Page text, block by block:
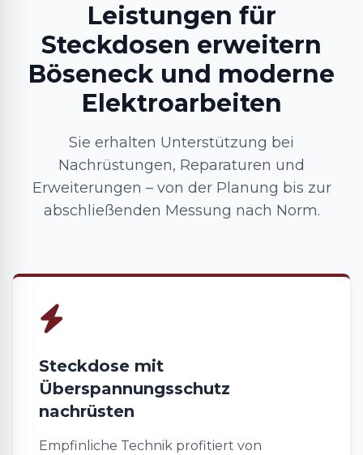
Leistungen für
Steckdosen erweitern
Böseneck und moderne
Elektroarbeiten
Sie erhalten Unterstützung bei
Nachrüstungen, Reparaturen und
Erweiterungen – von der Planung bis zur
abschließenden Messung nach Norm.
Steckdose mit
Überspannungsschutz
nachrüsten
Empfinliche Technik profitiert von